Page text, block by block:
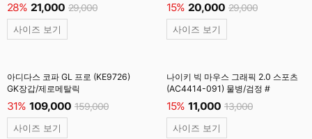
28% 21,000 29,000
사이즈 보기
15% 20,000 29,000
사이즈 보기
아디다스 코파 GL 프로 (KE9726)
GK장갑/제로메탈릭
31% 109,000 159,000
사이즈 보기
나이키 빅 마우스 그래픽 2.0 스포츠
(AC4414-091) 물병/검정 #
15% 11,000 13,000
사이즈 보기